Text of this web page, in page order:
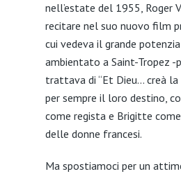
nell’estate del 1955, Roger
recitare nel suo nuovo film
cui vedeva il grande
ambientato a Saint-Tropez -
trattava di “Et Dieu… creà la
per sempre il loro destino,
come regista e Brigitte
delle donne francesi.
Ma spostiamoci per un